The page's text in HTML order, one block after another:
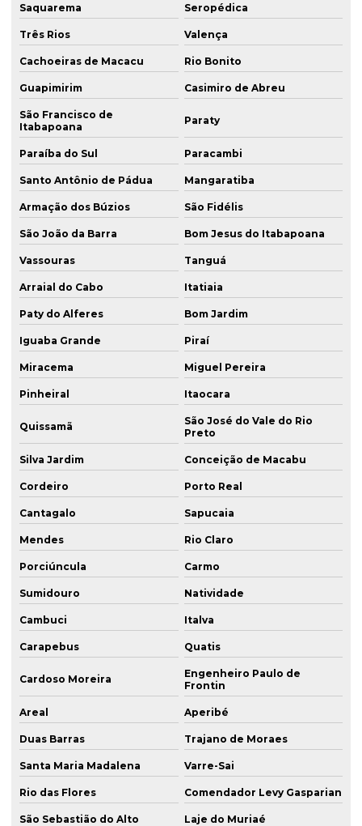
Saquarema Seropédica
Três Rios Valença
Cachoeiras de Macacu Rio Bonito
Guapimirim Casimiro de Abreu
São Francisco de
Itabapoana
Paraty
Paraíba do Sul Paracambi
Santo Antônio de Pádua Mangaratiba
Armação dos Búzios São Fidélis
São João da Barra Bom Jesus do Itabapoana
Vassouras Tanguá
Arraial do Cabo Itatiaia
Paty do Alferes Bom Jardim
Iguaba Grande Piraí
Miracema Miguel Pereira
Pinheiral Itaocara
Quissamã
São José do Vale do Rio
Preto
Silva Jardim Conceição de Macabu
Cordeiro Porto Real
Cantagalo Sapucaia
Mendes Rio Claro
Porciúncula Carmo
Sumidouro Natividade
Cambuci Italva
Carapebus Quatis
Cardoso Moreira
Engenheiro Paulo de
Frontin
Areal Aperibé
Duas Barras Trajano de Moraes
Santa Maria Madalena Varre-Sai
Rio das Flores Comendador Levy Gasparian
São Sebastião do Alto Laje do Muriaé